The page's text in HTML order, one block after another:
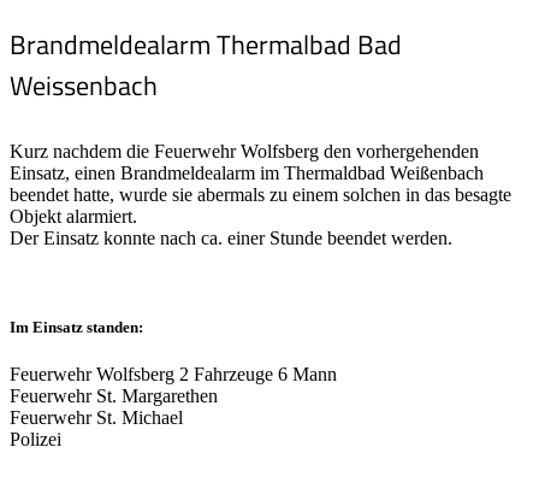
Brandmeldealarm Thermalbad Bad
Weissenbach
Kurz nachdem die Feuerwehr Wolfsberg den vorhergehenden
Einsatz, einen Brandmeldealarm im Thermaldbad Weißenbach
beendet hatte, wurde sie abermals zu einem solchen in das besagte
Objekt alarmiert.
Der Einsatz konnte nach ca. einer Stunde beendet werden.
Im Einsatz standen:
Feuerwehr Wolfsberg 2 Fahrzeuge 6 Mann
Feuerwehr St. Margarethen
Feuerwehr St. Michael
Polizei